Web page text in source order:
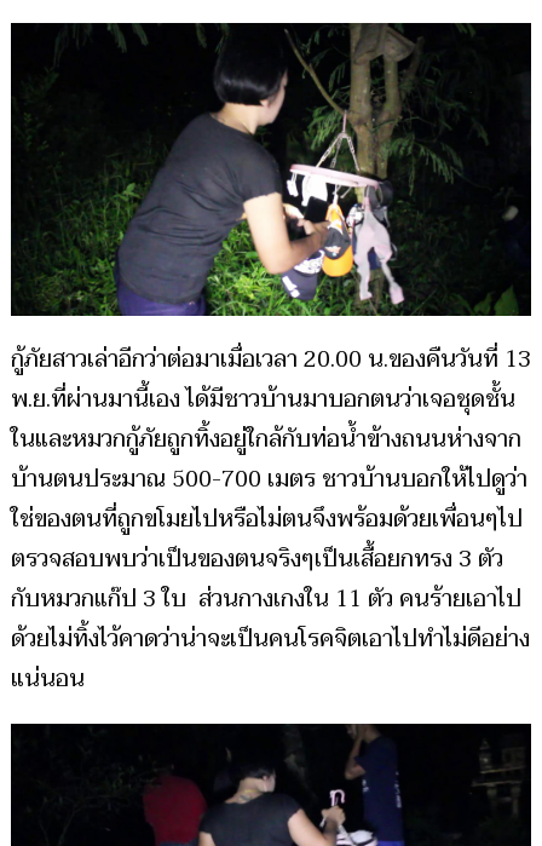
กู้ภัยสาวเล่าอีกว่าต่อมาเมื่อเวลา 20.00 น.ของคืนวันที่ 13
พ.ย.ที่ผ่านมานี้เอง ได้มีชาวบ้านมาบอกตนว่าเจอชุดชั้น
ในและหมวกกู้ภัยถูกทิ้งอยู่ใกล้กับท่อน้ำข้างถนนห่างจาก
บ้านตนประมาณ 500-700 เมตร ชาวบ้านบอกให้ไปดูว่า
ใช่ของตนที่ถูกขโมยไปหรือไม่ตนจึงพร้อมด้วยเพื่อนๆไป
ตรวจสอบพบว่าเป็นของตนจริงๆเป็นเสื้อยกทรง 3 ตัว
กับหมวกแก๊ป 3 ใบ ส่วนกางเกงใน 11 ตัว คนร้ายเอาไป
ด้วยไม่ทิ้งไว้คาดว่าน่าจะเป็นคนโรคจิตเอาไปทำไม่ดีอย่าง
แน่นอน